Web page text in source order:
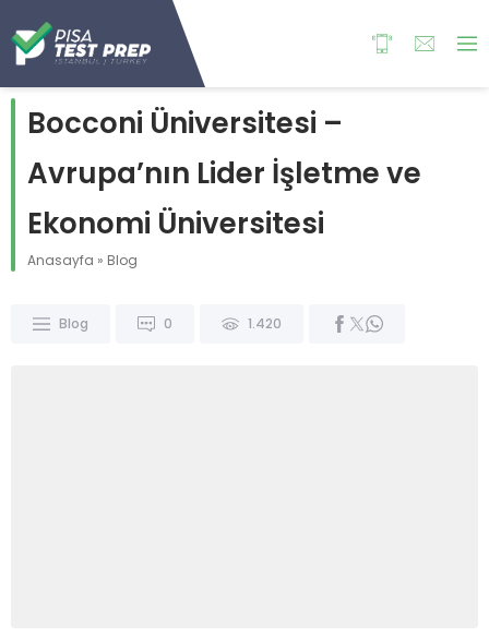
Bocconi Üniversitesi –
Avrupa’nın Lider İşletme ve
Ekonomi Üniversitesi
Anasayfa » Blog
Blog 0 1.420